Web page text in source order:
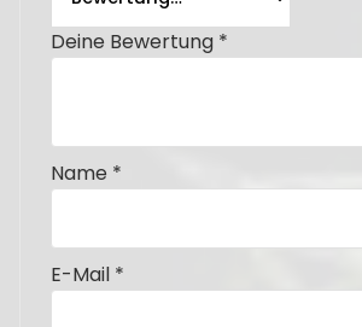
Deine Bewertung *
Name *
E-Mail *